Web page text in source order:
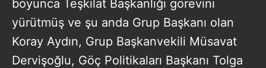
boyunca Teşkilat Başkanlığı görevini
yürütmüş ve şu anda Grup Başkanı olan
Koray Aydın, Grup Başkanvekili Müsavat
Dervişoğlu, Göç Politikaları Başkanı Tolga